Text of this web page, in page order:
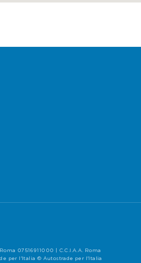
07516911000 | C.C.I.A.A. Roma
per l'Italia © Autostrade per l'Italia